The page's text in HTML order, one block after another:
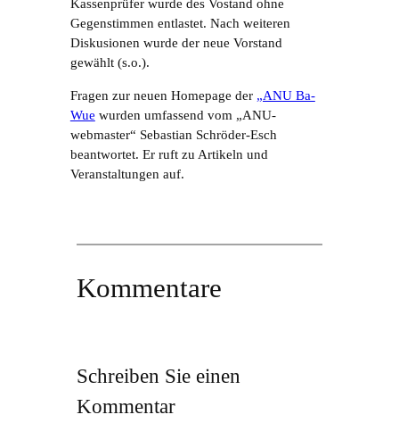
Kassenprüfer wurde des Vostand ohne
Gegenstimmen entlastet. Nach weiteren
Diskusionen wurde der neue Vorstand
gewählt (s.o.).
Fragen zur neuen Homepage der „ANU Ba-
Wue wurden umfassend vom „ANU-
webmaster“ Sebastian Schröder-Esch
beantwortet. Er ruft zu Artikeln und
Veranstaltungen auf.
Kommentare
Schreiben Sie einen
Kommentar